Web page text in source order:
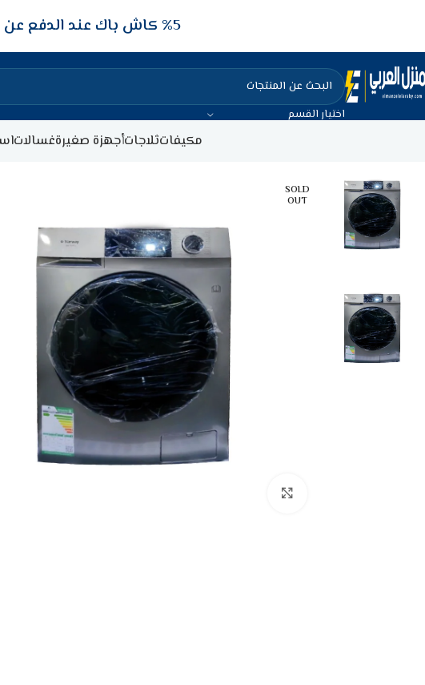
5‎% كاش باك عند الدفع عن طريق الفيزا البنكيه
اختيار القسم
مكيفاتثلاجاتأجهزة صغيرةغسالات
SOLD
OUT